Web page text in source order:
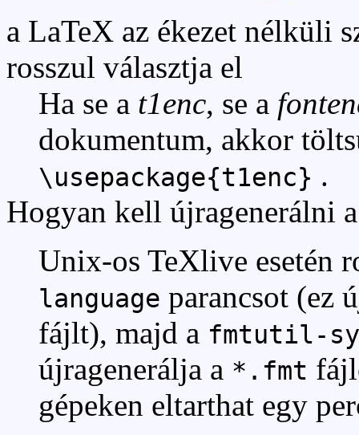
a LaTeX az ékezet nélküli
rosszul választja el
Ha se a t1enc, se a
dokumentum, akkor
\usepackage{t1enc} .
Hogyan kell újragenerálni
Unix-os TeXlive esetén
language parancsot (ez
fájlt), majd a fmtutil-
újragenerálja a *.fmt
gépeken eltarthat egy